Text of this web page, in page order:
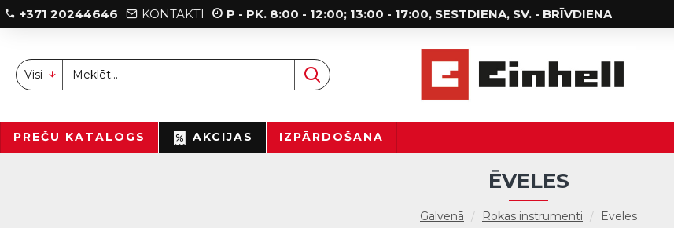
+371 20244646 KONTAKTI P - PK. 8:00 - 12:00; 13:00 - 17:00, SESTDIENA, SV. - BRĪVDIENA
Visi
PREČU KATALOGS AKCIJAS IZPĀRDOŠANA
Galvenā Rokas instrumenti Ēveles
ĒVELES